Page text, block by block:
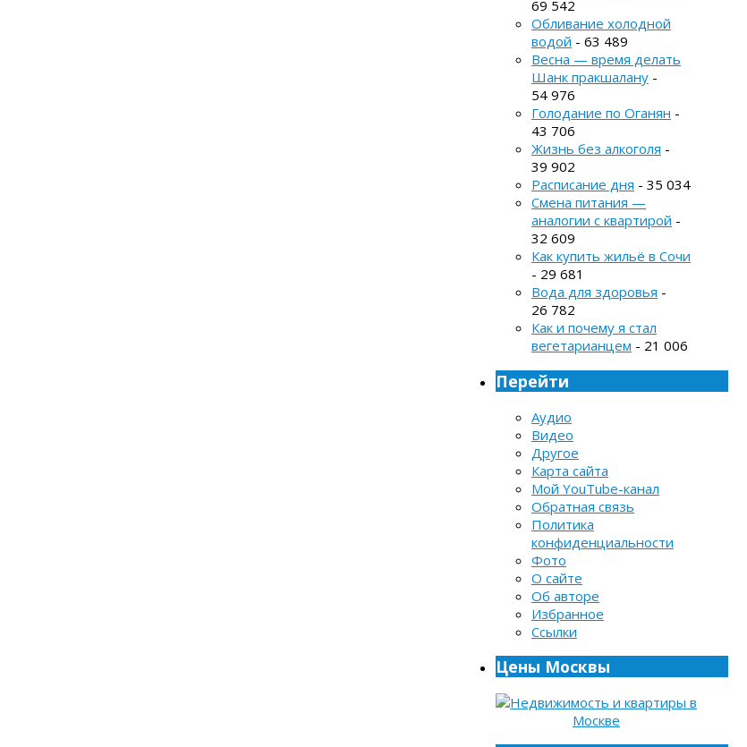
69 542
Обливание холодной
водой - 63 489
Весна — время делать
Шанк пракшалану -
54 976
Голодание по Оганян -
43 706
Жизнь без алкоголя -
39 902
Расписание дня - 35 034
Смена питания —
аналогии с квартирой -
32 609
Как купить жильё в Сочи
- 29 681
Вода для здоровья -
26 782
Как и почему я стал
вегетарианцем - 21 006
Перейти
Аудио
Видео
Другое
Карта сайта
Мой YouTube-канал
Обратная связь
Политика
конфиденциальности
Фото
О сайте
Об авторе
Избранное
Ссылки
Цены Москвы